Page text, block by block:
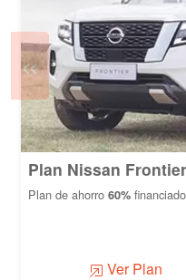
Plan Nissan Frontier
Plan de ahorro 60% financiado
Ver Plan
«